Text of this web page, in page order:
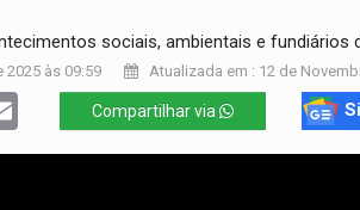
sociais, ambientais e fundiários
2025 às 09:59 Atualizada em : 12 de
Compartilhar via